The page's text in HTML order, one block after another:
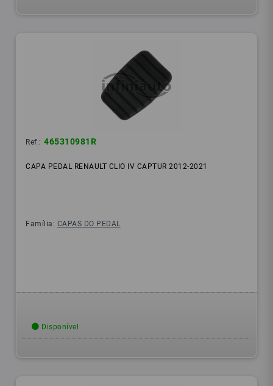
Ref.: 465310981R
CAPA PEDAL RENAULT CLIO IV CAPTUR 2012-2021
Família: CAPAS DO PEDAL
Disponível